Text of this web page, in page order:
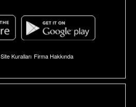
Site Kuralları Firma Hakkında